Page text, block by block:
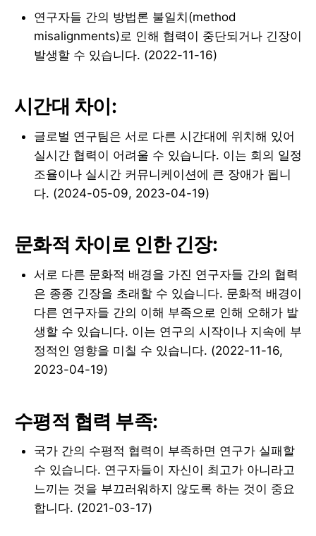
연구자들 간의 방법론 불일치(method
misalignments)로 인해 협력이 중단되거나 긴장이
발생할 수 있습니다. (2022-11-16)
시간대 차이:
글로벌 연구팀은 서로 다른 시간대에 위치해 있어
실시간 협력이 어려울 수 있습니다. 이는 회의 일정
조율이나 실시간 커뮤니케이션에 큰 장애가 됩니
다. (2024-05-09, 2023-04-19)
문화적 차이로 인한 긴장:
서로 다른 문화적 배경을 가진 연구자들 간의 협력
은 종종 긴장을 초래할 수 있습니다. 문화적 배경이
다른 연구자들 간의 이해 부족으로 인해 오해가 발
생할 수 있습니다. 이는 연구의 시작이나 지속에 부
정적인 영향을 미칠 수 있습니다. (2022-11-16,
2023-04-19)
수평적 협력 부족:
국가 간의 수평적 협력이 부족하면 연구가 실패할
수 있습니다. 연구자들이 자신이 최고가 아니라고
느끼는 것을 부끄러워하지 않도록 하는 것이 중요
합니다. (2021-03-17)